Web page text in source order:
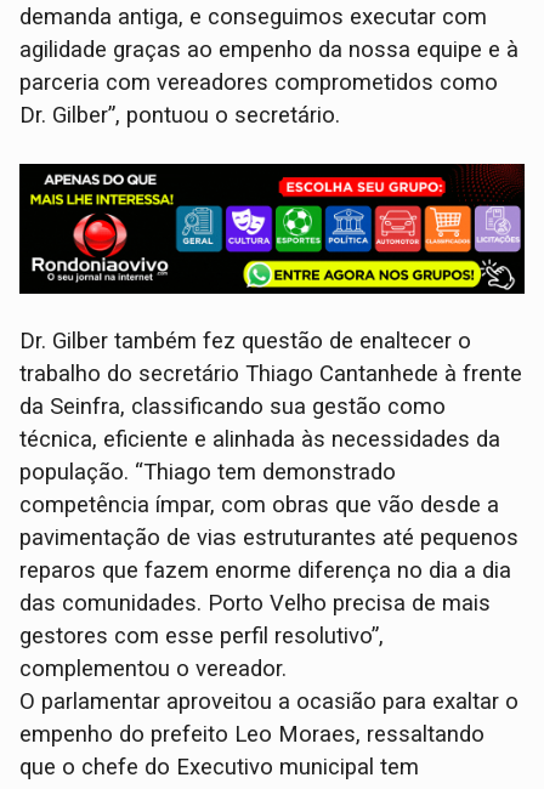
demanda antiga, e conseguimos executar com
agilidade graças ao empenho da nossa equipe e à
parceria com vereadores comprometidos como
Dr. Gilber”, pontuou o secretário.
Dr. Gilber também fez questão de enaltecer o
trabalho do secretário Thiago Cantanhede à frente
da Seinfra, classificando sua gestão como
técnica, eficiente e alinhada às necessidades da
população. “Thiago tem demonstrado
competência ímpar, com obras que vão desde a
pavimentação de vias estruturantes até pequenos
reparos que fazem enorme diferença no dia a dia
das comunidades. Porto Velho precisa de mais
gestores com esse perfil resolutivo”,
complementou o vereador.
O parlamentar aproveitou a ocasião para exaltar o
empenho do prefeito Leo Moraes, ressaltando
que o chefe do Executivo municipal tem